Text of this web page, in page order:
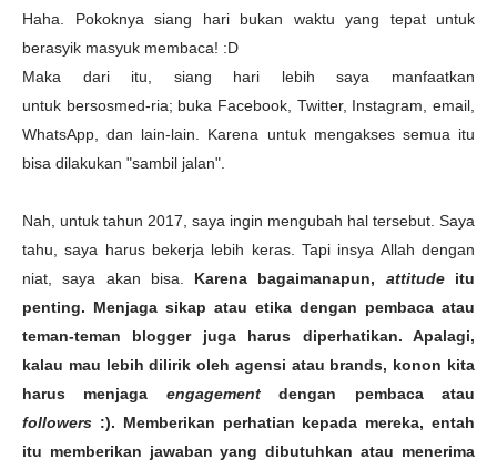
Haha. Pokoknya siang hari bukan waktu yang tepat untuk
berasyik masyuk membaca! :D
Maka dari itu, siang hari lebih saya manfaatkan
untuk bersosmed-ria; buka Facebook, Twitter, Instagram, email,
WhatsApp, dan lain-lain. Karena untuk mengakses semua itu
bisa dilakukan "sambil jalan".
Nah, untuk tahun 2017, saya ingin mengubah hal tersebut. Saya
tahu, saya harus bekerja lebih keras. Tapi insya Allah dengan
niat, saya akan bisa. Karena bagaimanapun, attitude itu
penting. Menjaga sikap atau etika dengan pembaca atau
teman-teman blogger juga harus diperhatikan. Apalagi,
kalau mau lebih dilirik oleh agensi atau brands, konon kita
harus menjaga engagementdengan pembaca atau
followers :). Memberikan perhatian kepada mereka, entah
itu memberikan jawaban yang dibutuhkan atau menerima